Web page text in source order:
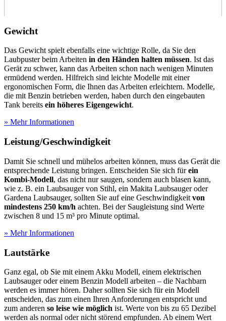
Gewicht
Das Gewicht spielt ebenfalls eine wichtige Rolle, da Sie den
Laubpuster beim Arbeiten in den Händen halten müssen. Ist das
Gerät zu schwer, kann das Arbeiten schon nach wenigen Minuten
ermüdend werden. Hilfreich sind leichte Modelle mit einer
ergonomischen Form, die Ihnen das Arbeiten erleichtern. Modelle,
die mit Benzin betrieben werden, haben durch den eingebauten
Tank bereits ein höheres Eigengewicht.
» Mehr Informationen
Leistung/Geschwindigkeit
Damit Sie schnell und mühelos arbeiten können, muss das Gerät die
entsprechende Leistung bringen. Entscheiden Sie sich fürein
Kombi-Modell, das nicht nur saugen, sondern auch blasen kann,
wie z. B. ein Laubsauger von Stihl, ein Makita Laubsauger oder
Gardena Laubsauger, sollten Sie auf eine Geschwindigkeit von
mindestens 250 km/h achten. Bei der Saugleistung sind Werte
zwischen 8 und 15 m³ pro Minute optimal.
» Mehr Informationen
Lautstärke
Ganz egal, ob Sie mit einem Akku Modell, einem elektrischen
Laubsauger oder einem Benzin Modell arbeiten – die Nachbarn
werden es immer hören. Daher sollten Sie sich für ein Modell
entscheiden, das zum einen Ihren Anforderungen entspricht und
zum anderen so leise wie möglich ist. Werte von bis zu 65 Dezibel
werden als normal oder nicht störend empfunden. Ab einem Wert